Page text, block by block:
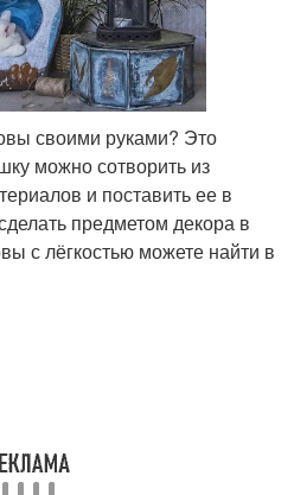
своими руками? Это
можно сотворить из
и поставить ее в
предметом декора в
с лёгкостью можете найти в